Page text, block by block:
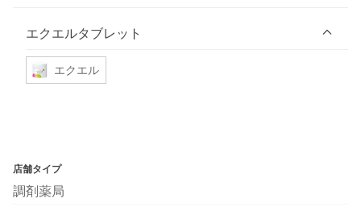
エクエルタブレット
エクエル
店舗タイプ
調剤薬局